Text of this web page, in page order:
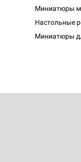
Миниатюры
Настольные
Миниатюры
World Журнал
Спецвыпуск: Братья
World Сумерки